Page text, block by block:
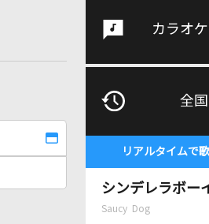
カラオ
全
リアルタイムで
シンデレラボー
Saucy Dog